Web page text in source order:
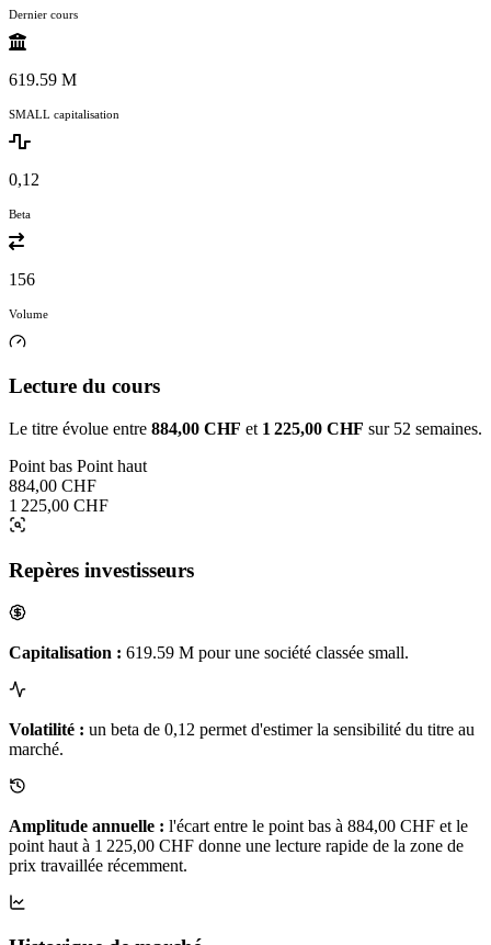
Dernier cours
619.59 M
SMALL capitalisation
0,12
Beta
156
Volume
Lecture du cours
Le titre évolue entre 884,00 CHF et 1 225,00 CHF sur 52 semaines.
Point bas Point haut
884,00 CHF
1 225,00 CHF
Repères investisseurs
Capitalisation : 619.59 M pour une société classée small.
Volatilité : un beta de 0,12 permet d'estimer la sensibilité du titre au
marché.
Amplitude annuelle : l'écart entre le point bas à 884,00 CHF et le
point haut à 1 225,00 CHF donne une lecture rapide de la zone de
prix travaillée récemment.